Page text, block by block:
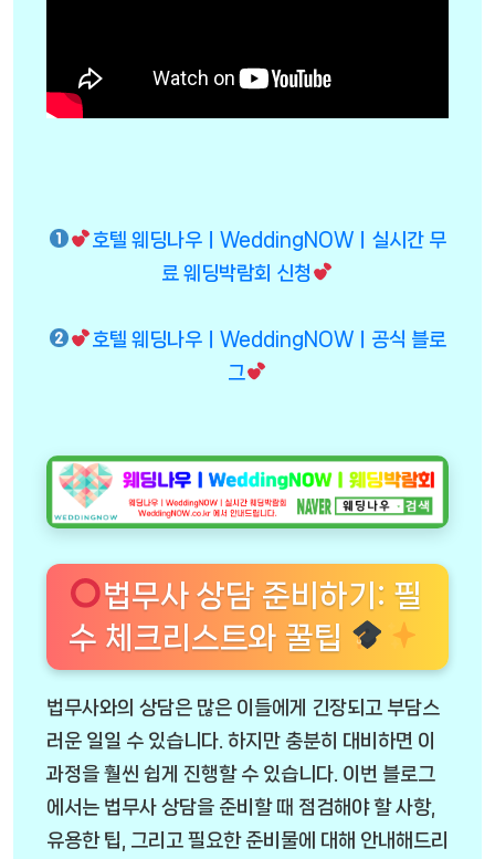
호텔 웨딩나우ㅣWeddingNOWㅣ실시간 무
료 웨딩박람회 신청
호텔 웨딩나우ㅣWeddingNOWㅣ공식 블로
그
법무사 상담 준비하기: 필
수 체크리스트와 꿀팁
법무사와의 상담은 많은 이들에게 긴장되고 부담스
러운 일일 수 있습니다. 하지만 충분히 대비하면 이
과정을 훨씬 쉽게 진행할 수 있습니다. 이번 블로그
에서는 법무사 상담을 준비할 때 점검해야 할 사항,
유용한 팁, 그리고 필요한 준비물에 대해 안내해드리